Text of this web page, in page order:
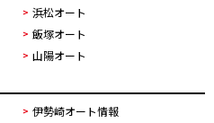
浜松オート
飯塚オート
山陽オート
伊勢崎オート情報